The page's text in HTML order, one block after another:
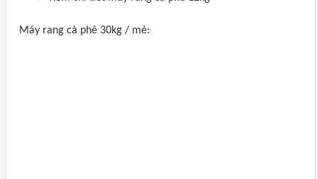
Máy rang cà phê 30kg / mẻ: